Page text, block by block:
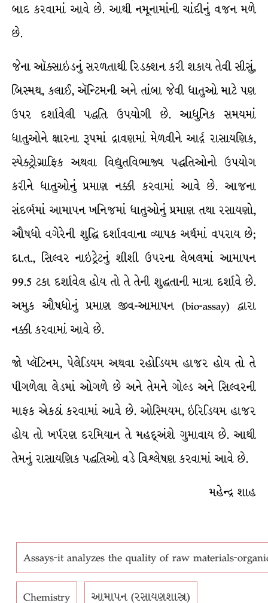
બાદ કરવામાં આવે છે. આથી નમૂનામાંની ચાંદીનું વજન મળે
છે.
જેના ઑક્સાઇડનું સરળતાથી રિડક્શન કરી શકાય તેવી સીસું,
બિસ્મથ, કલાઈ, ઍન્ટિમની અને તાંબા જેવી ધાતુઓ માટે પણ
ઉપર દર્શાવેલી પદ્ધતિ ઉપયોગી છે. આધુનિક સમયમાં
ધાતુઓને ક્ષારના રૂપમાં દ્રાવણમાં મેળવીને આર્દ્ર રાસાયણિક,
સ્પેક્ટ્રોગ્રાફિક અથવા વિદ્યુતવિભાજ્ય પદ્ધતિઓનો ઉપયોગ
કરીને ધાતુઓનું પ્રમાણ નક્કી કરવામાં આવે છે. આજના
સંદર્ભમાં આમાપન ખનિજમાં ધાતુઓનું પ્રમાણ તથા રસાયણો,
ઔષધો વગેરેની શુદ્ધિ દર્શાવવાના વ્યાપક અર્થમાં વપરાય છે;
દા.ત., સિલ્વર નાઇટ્રેટનું શીશી ઉપરના લેબલમાં આમાપન
99.5 ટકા દર્શાવેલ હોય તો તે તેની શુદ્ધતાની માત્રા દર્શાવે છે.
અમુક ઔષધોનું પ્રમાણ જીવ-આમાપન (bio-assay) દ્વારા
નક્કી કરવામાં આવે છે.
જો પ્લૅટિનમ, પેલેડિયમ અથવા રહોડિયમ હાજર હોય તો તે
પીગળેલા લેડમાં ઓગળે છે અને તેમને ગોલ્ડ અને સિલ્વરની
માફક એકઠાં કરવામાં આવે છે. ઓસ્મિયમ, ઇરિડિયમ હાજર
હોય તો ખર્પરણ દરમિયાન તે મહદ્અંશે ગુમાવાય છે. આથી
તેમનું રાસાયણિક પદ્ધતિઓ વડે વિશ્લેષણ કરવામાં આવે છે.
મહેન્દ્ર શાહ
Assays-it analyzes the quality of raw materials-
Chemistry આમાપન (રસાયણશાસ્ત્ર)